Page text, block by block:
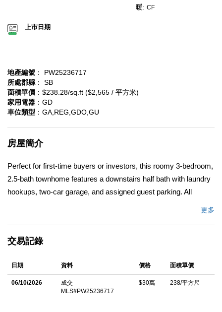
暖: CF
上市日期
地產編號 ： PW25236717
所處郡縣 ： SB
面積單價 ：$238.28/sq.ft ($2,565 / 平方米)
家用電器 ：GD
車位類型 ：GA,REG,GDO,GU
房屋簡介
Perfect for first-time buyers or investors, this roomy 3-bedroom,
2.5-bath townhome features a downstairs half bath with laundry
hookups, two-car garage, and assigned guest parking. All
the savvy buyer looking to add a modern touch.
中文描述
更多
交易記錄
日期 資料 價格 面積單價
06/10/2026
成交
MLS#PW25236717
$30萬 238/平方尺